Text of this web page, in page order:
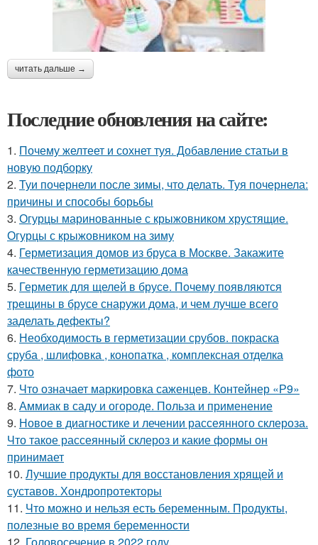
читать дальше →
Последние обновления на сайте:
1. Почему желтеет и сохнет туя. Добавление статьи в
новую подборку
2. Туи почернели после зимы, что делать. Туя почернела:
причины и способы борьбы
3. Огурцы маринованные с крыжовником хрустящие.
Огурцы с крыжовником на зиму
4. Герметизация домов из бруса в Москве. Закажите
качественную герметизацию дома
5. Герметик для щелей в брусе. Почему появляются
трещины в брусе снаружи дома, и чем лучше всего
заделать дефекты?
6. Необходимость в герметизации срубов. покраска
сруба , шлифовка , конопатка , комплексная отделка
фото
7. Что означает маркировка саженцев. Контейнер «Р9»
8. Аммиак в саду и огороде. Польза и применение
9. Новое в диагностике и лечении рассеянного склероза.
Что такое рассеянный склероз и какие формы он
принимает
10. Лучшие продукты для восстановления хрящей и
суставов. Хондропротекторы
11. Что можно и нельзя есть беременным. Продукты,
полезные во время беременности